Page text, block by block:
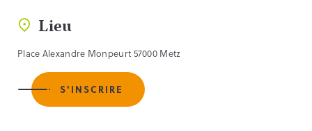
Lieu
Place Alexandre Monpeurt 57000 Metz
S'INSCRIRE